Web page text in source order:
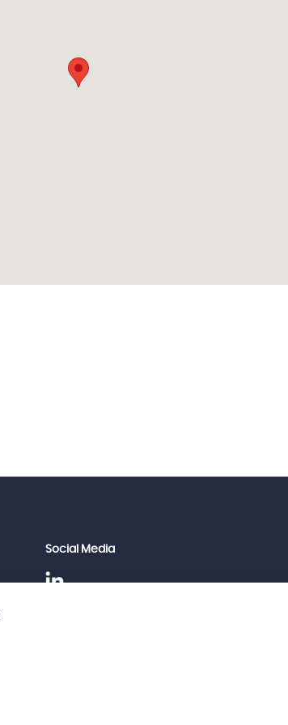
Social Media